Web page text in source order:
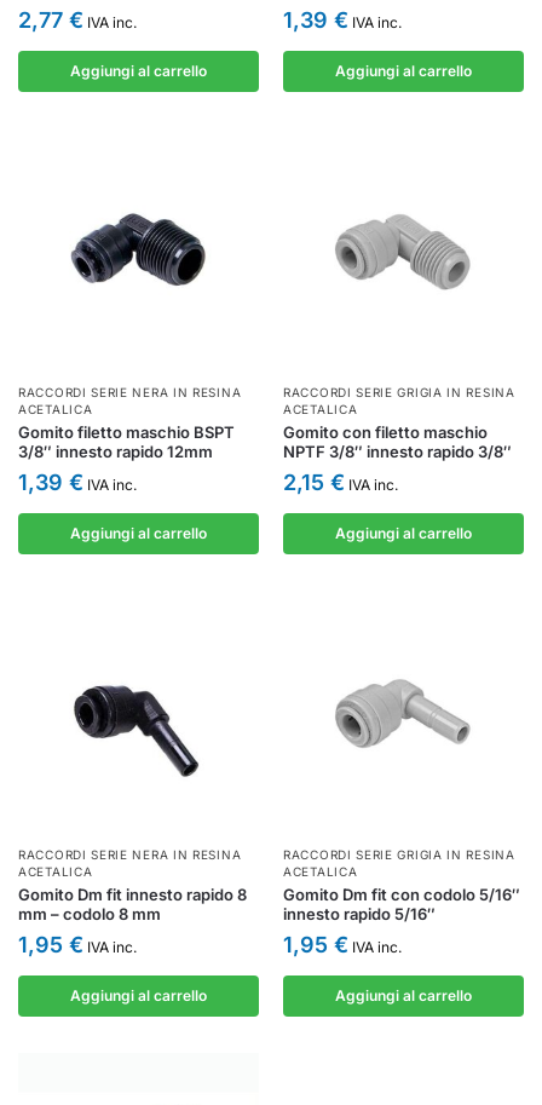
2,77 € IVA inc.
Aggiungi al carrello
1,39 € IVA inc.
Aggiungi al carrello
RACCORDI SERIE NERA IN RESINA
ACETALICA
Gomito filetto maschio BSPT
3/8″ innesto rapido 12mm
1,39 € IVA inc.
Aggiungi al carrello
RACCORDI SERIE GRIGIA IN RESINA
ACETALICA
Gomito con filetto maschio
NPTF 3/8″ innesto rapido 3/8″
2,15 € IVA inc.
Aggiungi al carrello
RACCORDI SERIE NERA IN RESINA
ACETALICA
Gomito Dm fit innesto rapido 8
mm – codolo 8 mm
1,95 € IVA inc.
Aggiungi al carrello
RACCORDI SERIE GRIGIA IN RESINA
ACETALICA
Gomito Dm fit con codolo 5/16″
innesto rapido 5/16″
1,95 € IVA inc.
Aggiungi al carrello